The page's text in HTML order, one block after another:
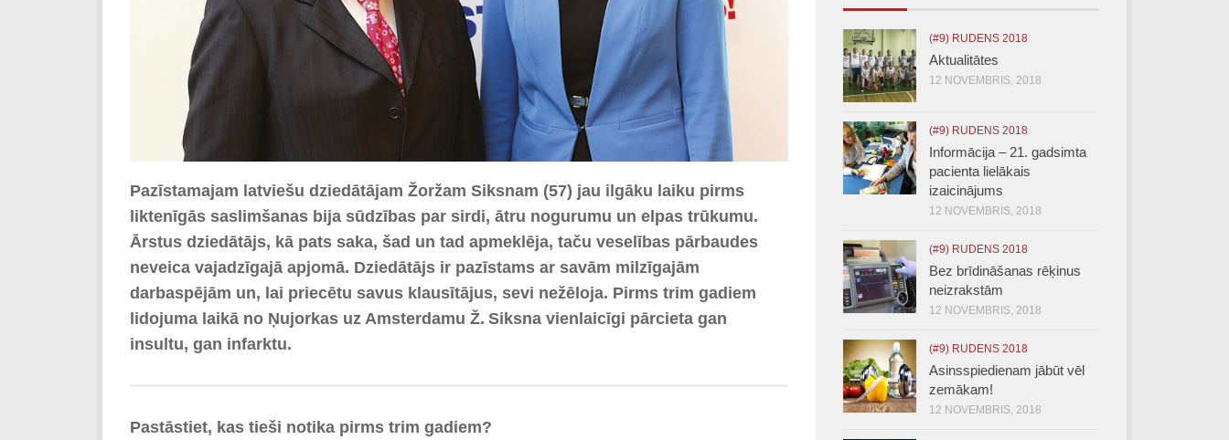
Pazīstamajam latviešu dziedātājam Žoržam Siksnam (57) jau ilgāku laiku pirms
liktenīgās saslimšanas bija sūdzības par sirdi, ātru nogurumu un elpas trūkumu.
Ārstus dziedātājs, kā pats saka, šad un tad apmeklēja, taču veselības pārbaudes
neveica vajadzīgajā apjomā. Dziedātājs ir pazīstams ar savām milzīgajām
darbaspējām un, lai priecētu savus klausītājus, sevi nežēloja. Pirms trim gadiem
lidojuma laikā no Ņujorkas uz Amsterdamu Ž. Siksna vienlaicīgi pārcieta gan
insultu, gan infarktu.
Pastāstiet, kas tieši notika pirms trim gadiem?
(#9) RUDENS 2018
Aktualitātes
12 NOVEMBRIS, 2018
(#9) RUDENS 2018
Informācija – 21. gadsimta
pacienta lielākais
izaicinājums
12 NOVEMBRIS, 2018
(#9) RUDENS 2018
Bez brīdināšanas rēķinus
neizrakstām
12 NOVEMBRIS, 2018
(#9) RUDENS 2018
Asinsspiedienam jābūt vēl
zemākam!
12 NOVEMBRIS, 2018